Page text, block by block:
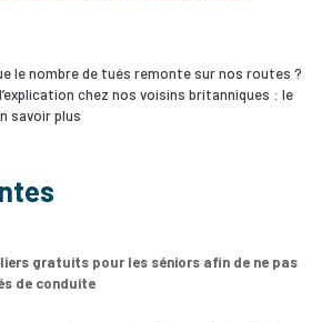
le nombre de tués remonte sur nos routes ?
chez nos voisins britanniques : le
savoir plus
gratuits pour les séniors afin de ne pas
de conduite